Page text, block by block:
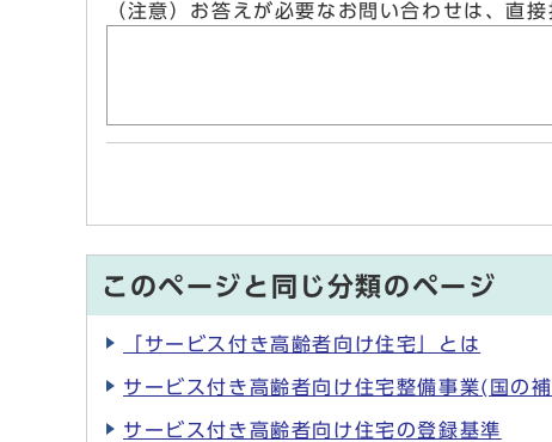
（注意）お答えが必要なお問い合わせは、直
このページと同じ分類のページ
「サービス付き高齢者向け住宅」とは
サービス付き高齢者向け住宅整備事業(国の
サービス付き高齢者向け住宅の登録基準